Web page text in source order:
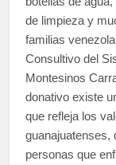
de limpieza y
familias
Consultivo del
Montesinos
donativo existe
que refleja los
guanajuatenses,
personas que